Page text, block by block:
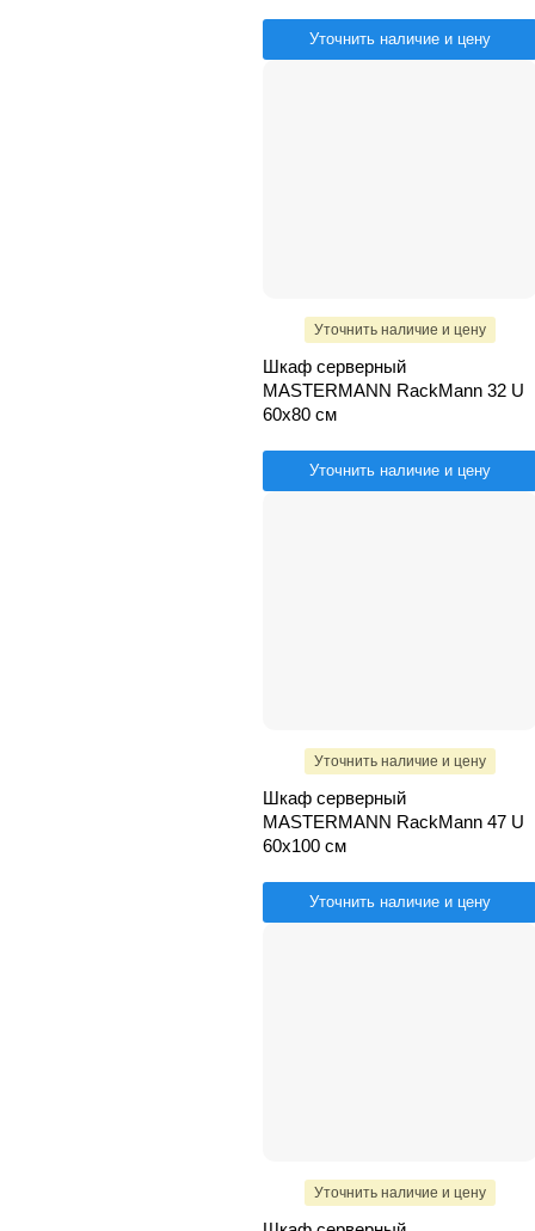
Уточнить наличие и цену
Уточнить наличие и цену
Шкаф серверный
MASTERMANN RackMann 32 U
60х80 см
Уточнить наличие и цену
Уточнить наличие и цену
Шкаф серверный
MASTERMANN RackMann 47 U
60х100 см
Уточнить наличие и цену
Уточнить наличие и цену